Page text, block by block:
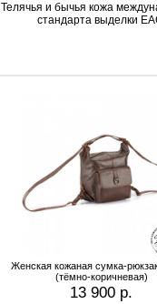
Телячья и бычья кожа
стандарта выделки
Женская кожаная сумка-
(тёмно-коричневая)
13 900 р.